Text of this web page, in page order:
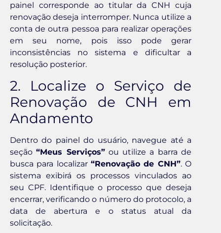
painel corresponde ao titular da CNH cuja
renovação deseja interromper. Nunca utilize a
conta de outra pessoa para realizar operações
em seu nome, pois isso pode gerar
inconsistências no sistema e dificultar a
resolução posterior.
2. Localize o Serviço de
Renovação de CNH em
Andamento
Dentro do painel do usuário, navegue até a
seção“Meus Serviços”ou utilize a barra de
busca para localizar “Renovação de CNH”. O
sistema exibirá os processos vinculados ao
seu CPF. Identifique o processo que deseja
encerrar, verificando o número do protocolo, a
data de abertura e o status atual da
solicitação.